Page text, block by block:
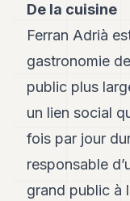
De la cuisine
Ferran Adrià
gastronomie
public plus
un lien social
fois par jour
responsable
grand public à